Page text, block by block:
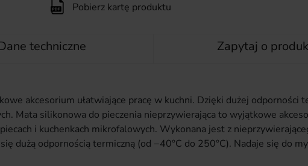
Pobierz kartę produktu
techniczne Zapytaj o
akcesorium ułatwiające pracę w kuchni. Dzięki dużej odporności
Mata silikonowa do pieczenia nieprzywierająca to wyjątkowe
i kuchenkach mikrofalowych. Wykonana jest z
dużą odpornością termiczną (od −40°C do 250°C). Nadaje się do